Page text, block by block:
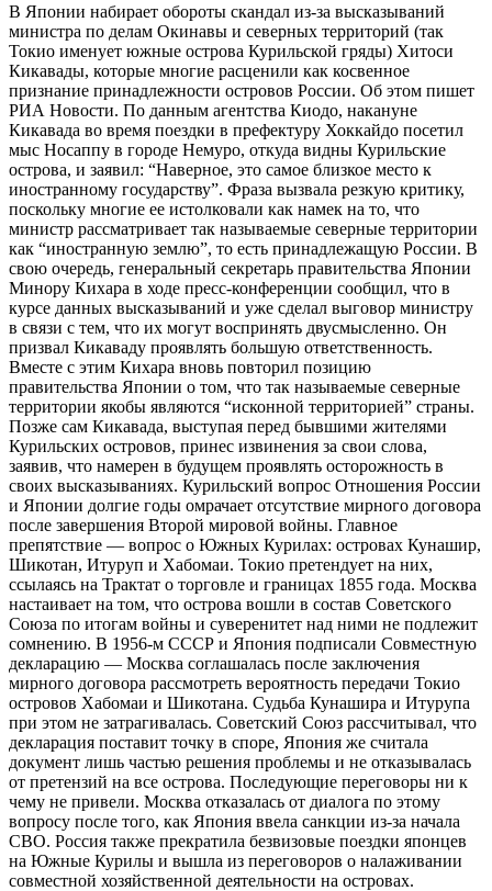
В Японии набирает обороты скандал из-за высказываний
министра по делам Окинавы и северных территорий (так
Токио именует южные острова Курильской гряды) Хитоси
Кикавады, которые многие расценили как косвенное
признание принадлежности островов России. Об этом пишет
РИА Новости. По данным агентства Киодо, накануне
Кикавада во время поездки в префектуру Хоккайдо посетил
мыс Носаппу в городе Немуро, откуда видны Курильские
острова, и заявил: “Наверное, это самое близкое место к
иностранному государству”. Фраза вызвала резкую критику,
поскольку многие ее истолковали как намек на то, что
министр рассматривает так называемые северные территории
как “иностранную землю”, то есть принадлежащую России. В
свою очередь, генеральный секретарь правительства Японии
Минору Кихара в ходе пресс-конференции сообщил, что в
курсе данных высказываний и уже сделал выговор министру
в связи с тем, что их могут воспринять двусмысленно. Он
призвал Кикаваду проявлять большую ответственность.
Вместе с этим Кихара вновь повторил позицию
правительства Японии о том, что так называемые северные
территории якобы являются “исконной территорией” страны.
Позже сам Кикавада, выступая перед бывшими жителями
Курильских островов, принес извинения за свои слова,
заявив, что намерен в будущем проявлять осторожность в
своих высказываниях. Курильский вопрос Отношения России
и Японии долгие годы омрачает отсутствие мирного договора
после завершения Второй мировой войны. Главное
препятствие — вопрос о Южных Курилах: островах Кунашир,
Шикотан, Итуруп и Хабомаи. Токио претендует на них,
ссылаясь на Трактат о торговле и границах 1855 года. Москва
настаивает на том, что острова вошли в состав Советского
Союза по итогам войны и суверенитет над ними не подлежит
сомнению. В 1956-м СССР и Япония подписали Совместную
декларацию — Москва соглашалась после заключения
мирного договора рассмотреть вероятность передачи Токио
островов Хабомаи и Шикотана. Судьба Кунашира и Итурупа
при этом не затрагивалась. Советский Союз рассчитывал, что
декларация поставит точку в споре, Япония же считала
документ лишь частью решения проблемы и не отказывалась
от претензий на все острова. Последующие переговоры ни к
чему не привели. Москва отказалась от диалога по этому
вопросу после того, как Япония ввела санкции из-за начала
СВО. Россия также прекратила безвизовые поездки японцев
на Южные Курилы и вышла из переговоров о налаживании
совместной хозяйственной деятельности на островах.